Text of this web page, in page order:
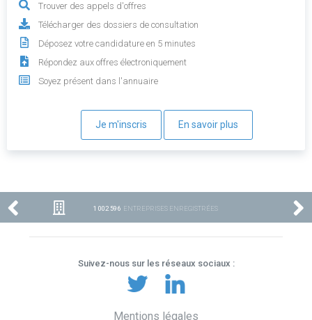
Trouver des appels d'offres
Télécharger des dossiers de consultation
Déposez votre candidature en 5 minutes
Répondez aux offres électroniquement
Soyez présent dans l'annuaire
Je m'inscris En savoir plus
1 002 596 ENTREPRISES ENREGISTRÉES
Suivez-nous sur les réseaux sociaux :
Mentions légales